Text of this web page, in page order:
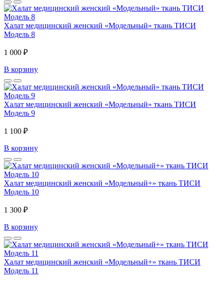
Халат медицинский женский «Модельный» ткань ТИСИ
Модель 8
1 000 ₽
В корзину
Халат медицинский женский «Модельный» ткань ТИСИ
Модель 9
1 100 ₽
В корзину
Халат медицинский женский «Модельный+» ткань ТИСИ
Модель 10
1 300 ₽
В корзину
Халат медицинский женский «Модельный+» ткань ТИСИ
Модель 11